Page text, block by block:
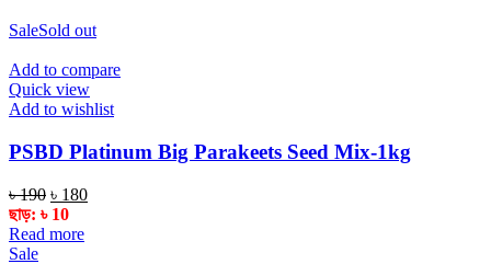
SaleSold out
Add to compare
Quick view
Add to wishlist
PSBD Platinum Big Parakeets Seed Mix-1kg
৳190 Original
price
was:
৳ 180Current
ছাড়: ৳ 10
Read more
Sale